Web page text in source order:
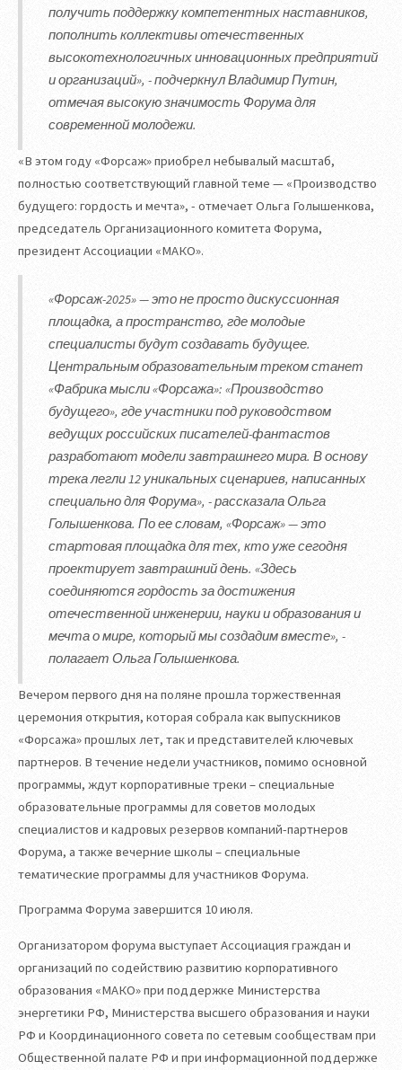
получить поддержку компетентных наставников,
пополнить коллективы отечественных
высокотехнологичных инновационных предприятий
и организаций», - подчеркнул Владимир Путин,
отмечая высокую значимость Форума для
современной молодежи.
«В этом году «Форсаж» приобрел небывалый масштаб,
полностью соответствующий главной теме — «Производство
будущего: гордость и мечта», - отмечает Ольга Голышенкова,
председатель Организационного комитета Форума,
президент Ассоциации «МАКО».
«Форсаж-2025» — это не просто дискуссионная
площадка, а пространство, где молодые
специалисты будут создавать будущее.
Центральным образовательным треком станет
«Фабрика мысли «Форсажа»: «Производство
будущего», где участники под руководством
ведущих российских писателей-фантастов
разработают модели завтрашнего мира. В основу
трека легли 12 уникальных сценариев, написанных
специально для Форума», - рассказала Ольга
Голышенкова. По ее словам, «Форсаж» — это
стартовая площадка для тех, кто уже сегодня
проектирует завтрашний день. «Здесь
соединяются гордость за достижения
отечественной инженерии, науки и образования и
мечта о мире, который мы создадим вместе», -
полагает Ольга Голышенкова.
Вечером первого дня на поляне прошла торжественная
церемония открытия, которая собрала как выпускников
«Форсажа» прошлых лет, так и представителей ключевых
партнеров. В течение недели участников, помимо основной
программы, ждут корпоративные треки – специальные
образовательные программы для советов молодых
специалистов и кадровых резервов компаний-партнеров
Форума, а также вечерние школы – специальные
тематические программы для участников Форума.
Программа Форума завершится 10 июля.
Организатором форума выступает Ассоциация граждан и
организаций по содействию развитию корпоративного
образования «МАКО» при поддержке Министерства
энергетики РФ, Министерства высшего образования и науки
РФ и Координационного совета по сетевым сообществам при
Общественной палате РФ и при информационной поддержке